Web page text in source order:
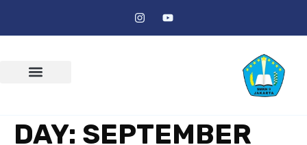
DAY: SEPTEMBER